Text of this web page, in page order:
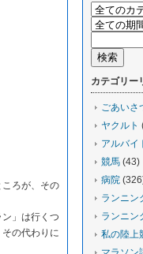
ろが、その
」は行くつ
の代わりに
カテゴリー
ごあいさ
ヤクルト
アルバイ
競馬 (43)
病院
ランニン
ランニン
私の陸上